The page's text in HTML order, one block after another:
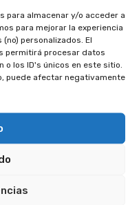
para almacenar y/o acceder a
para mejorar la experiencia
personalizados. El
permitirá procesar datos
los ID's únicos en este sitio.
puede afectar negativamente
el dinero
el interés
periodo de interés
con un periodo
los primeros 5
de ese
ajustarse a la